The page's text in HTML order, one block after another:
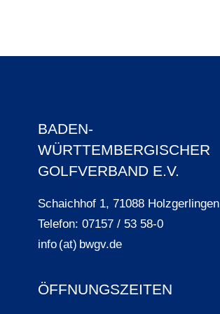
BADEN-
WÜRTTEMBERGISCHER
GOLFVERBAND E.V.
Schaichhof 1, 71088 Holzgerlingen
Telefon: 07157 / 53 58-0
info (at) bwgv.de
ÖFFNUNGSZEITEN